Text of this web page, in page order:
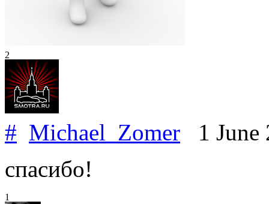
2
# Michael_Zomer 1 June
спасибо!
1